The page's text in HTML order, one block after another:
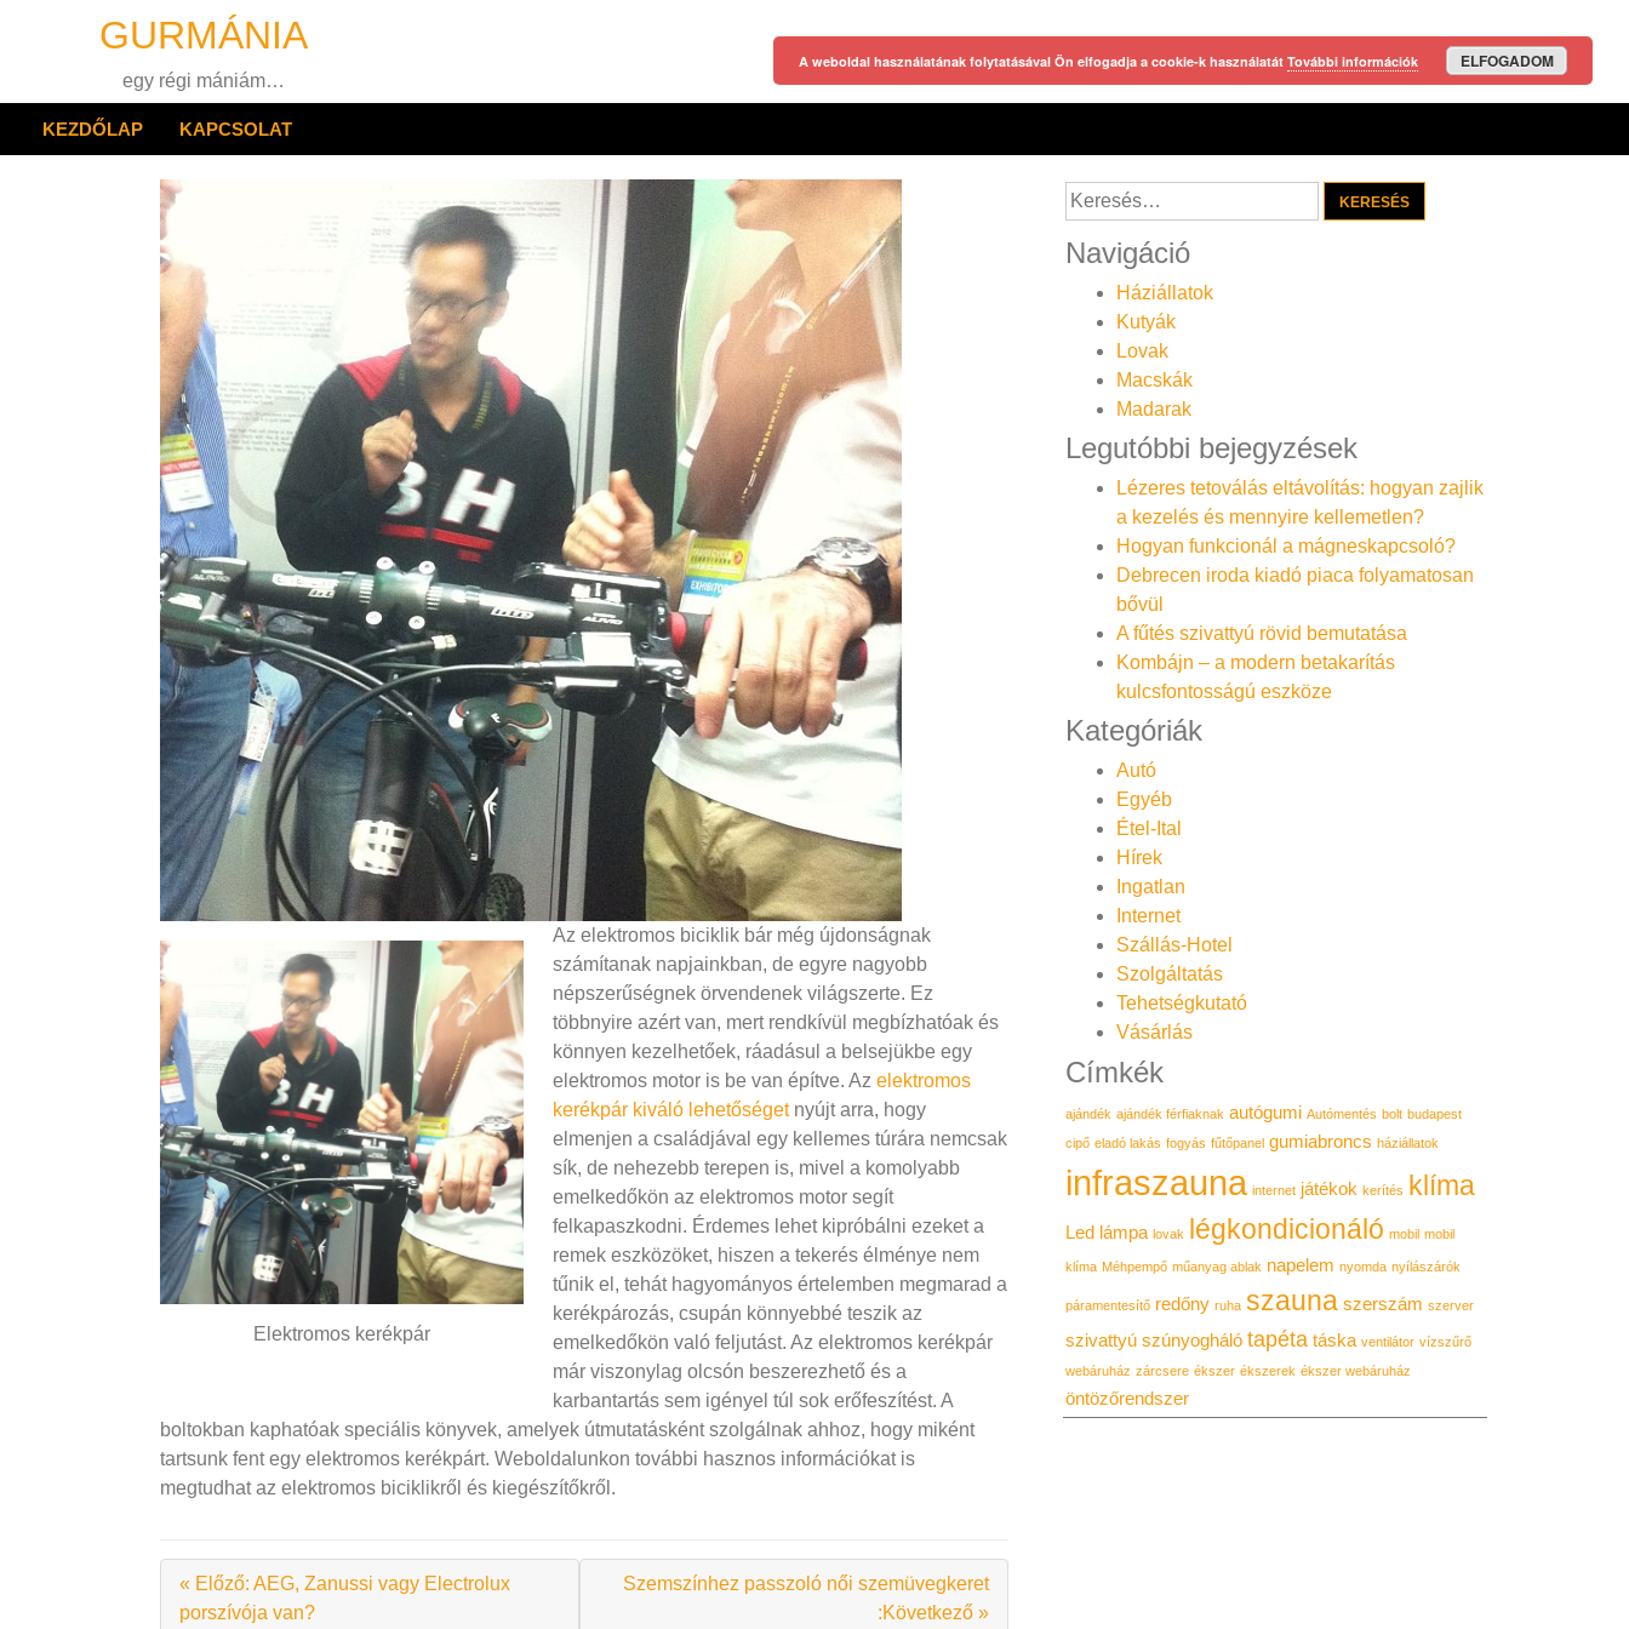
GURMÁNIA
egy régi mániám…
KEZDŐLAP KAPCSOLAT
Elektromos kerékpár
Az elektromos biciklik bár még újdonságnak
számítanak napjainkban, de egyre nagyobb
népszerűségnek örvendenek világszerte. Ez
többnyire azért van, mert rendkívül megbízhatóak és
könnyen kezelhetőek, ráadásul a belsejükbe egy
elektromos motor is be van építve. Az elektromos
kerékpár kiváló lehetőséget nyújt arra, hogy
elmenjen a családjával egy kellemes túrára nemcsak
sík, de nehezebb terepen is, mivel a komolyabb
emelkedőkön az elektromos motor segít
felkapaszkodni. Érdemes lehet kipróbálni ezeket a
remek eszközöket, hiszen a tekerés élménye nem
tűnik el, tehát hagyományos értelemben megmarad a
kerékpározás, csupán könnyebbé teszik az
emelkedőkön való feljutást. Az elektromos kerékpár
már viszonylag olcsón beszerezhető és a
karbantartás sem igényel túl sok erőfeszítést. A
boltokban kaphatóak speciális könyvek, amelyek útmutatásként szolgálnak ahhoz, hogy miként
tartsunk fent egy elektromos kerékpárt. Weboldalunkon további hasznos információkat is
megtudhat az elektromos biciklikről és kiegészítőkről.
« Előző: AEG, Zanussi vagy Electrolux
porszívója van?
Szemszínhez passzoló női szemüvegkeret
:Következő »
Keresés:
Navigáció
Háziállatok
Kutyák
Lovak
Macskák
Madarak
Legutóbbi bejegyzések
Lézeres tetoválás eltávolítás: hogyan zajlik
a kezelés és mennyire kellemetlen?
Hogyan funkcionál a mágneskapcsoló?
Debrecen iroda kiadó piaca folyamatosan
bővül
A fűtés szivattyú rövid bemutatása
Kombájn – a modern betakarítás
kulcsfontosságú eszköze
Kategóriák
Autó
Egyéb
Étel-Ital
Hírek
Ingatlan
Internet
Szállás-Hotel
Szolgáltatás
Tehetségkutató
Vásárlás
Címkék
ajándék ajándék férfiaknak autógumi Autómentés bolt budapest
cipő eladó lakás fogyás fűtőpanel gumiabroncs háziállatok
infraszauna internet játékok kerítés klíma
Led lámpa lovak légkondicionáló mobil mobil
klíma Méhpempő műanyag ablak napelem nyomda nyílászárók
páramentesítő redőny ruha szauna szerszám szerver
szivattyú szúnyogháló tapéta táska ventilátor vízszűrő
webáruház zárcsere ékszer ékszerek ékszer webáruház
öntözőrendszer
A weboldal használatának folytatásával Ön elfogadja a cookie-k használatát További információk ELFOGADOM